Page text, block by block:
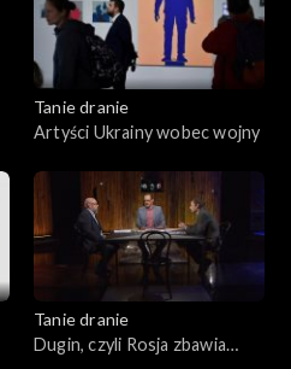
Tanie dranie
Artyści Ukrainy wobec wojny
Tanie dranie
Dugin, czyli Rosja zbawia